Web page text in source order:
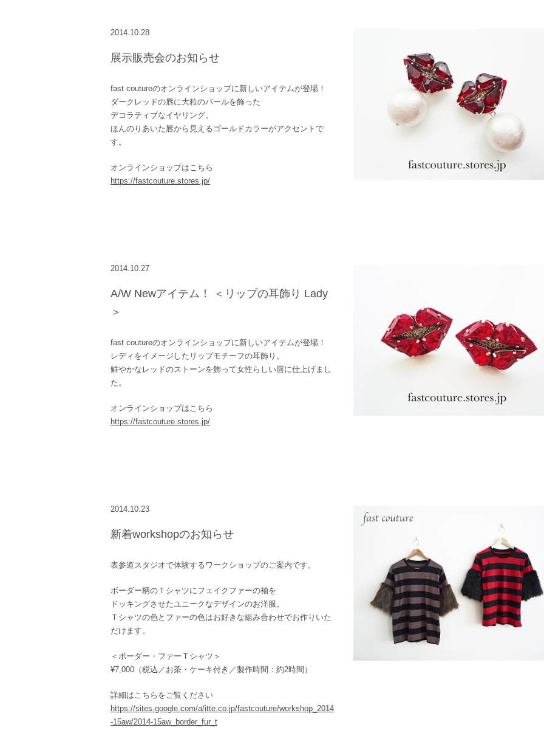
2014.10.28
展示販売会のお知らせ
fast coutureのオンラインショップに新しいアイテムが登場！
ダークレッドの唇に大粒のパールを飾った
デコラティブなイヤリング。
ほんのりあいた唇から見えるゴールドカラーがアクセントで
す。
オンラインショップはこちら
https://fastcouture.stores.jp/
2014.10.27
A/W Newアイテム！ ＜リップの耳飾り Lady
＞
fast coutureのオンラインショップに新しいアイテムが登場！
レディをイメージしたリップモチーフの耳飾り。
鮮やかなレッドのストーンを飾って女性らしい唇に仕上げまし
た。
オンラインショップはこちら
https://fastcouture.stores.jp/
2014.10.23
新着workshopのお知らせ
表参道スタジオで体験するワークショップのご案内です。
ボーダー柄のＴシャツにフェイクファーの袖を
ドッキングさせたユニークなデザインのお洋服。
Ｔシャツの色とファーの色はお好きな組み合わせでお作りいた
だけます。
＜ボーダー・ファーＴシャツ＞
¥7,000（税込／お茶・ケーキ付き／製作時間：約2時間）
詳細はこちらをご覧ください
https://sites.google.com/a/itte.co.jp/fastcouture/workshop_2014
-15aw/2014-15aw_border_fur_t